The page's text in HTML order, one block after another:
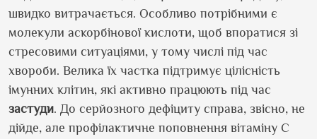
швидко витрачається. Особливо потрібними є
молекули аскорбінової кислоти, щоб впоратися зі
стресовими ситуаціями, у тому числі під час
хвороби. Велика їх частка підтримує цілісність
імунних клітин, які активно працюють під час
застуди. До серйозного дефіциту справа, звісно, не
дійде, але профілактичне поповнення вітаміну С